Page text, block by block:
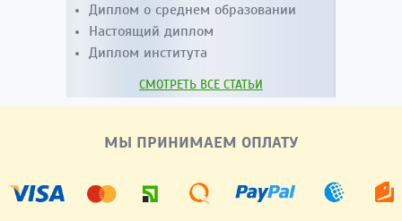
Диплом о среднем образовании
Настоящий диплом
Диплом института
СМОТРЕТЬ ВСЕ СТАТЬИ
МЫ ПРИНИМАЕМ ОПЛАТУ